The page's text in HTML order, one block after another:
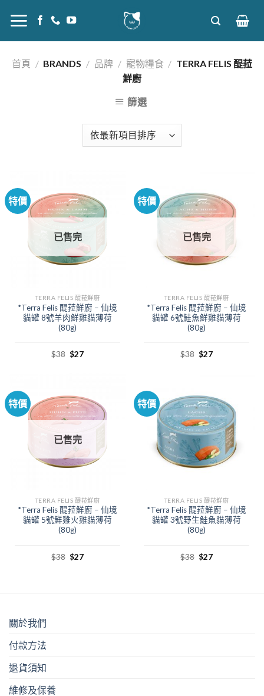
首頁 / BRANDS / 品牌 / 寵物糧食 / TERRA FELIS 醍菈
鮮廚
篩選
特價
已售完
TERRA FELIS 醍菈鮮廚
*Terra Felis 醍菈鮮廚 – 仙境
貓罐 8號羊肉鮮雞貓薄荷
(80g)
$38 $27
特價
已售完
TERRA FELIS 醍菈鮮廚
*Terra Felis 醍菈鮮廚 – 仙境
貓罐 6號鮭魚鮮雞貓薄荷
(80g)
$38 $27
特價
已售完
TERRA FELIS 醍菈鮮廚
*Terra Felis 醍菈鮮廚 – 仙境
貓罐 5號鮮雞火雞貓薄荷
(80g)
$38 $27
特價
TERRA FELIS 醍菈鮮廚
*Terra Felis 醍菈鮮廚 – 仙境
貓罐 3號野生鮭魚貓薄荷
(80g)
$38 $27
關於我們
付款方法
退貨須知
維修及保養